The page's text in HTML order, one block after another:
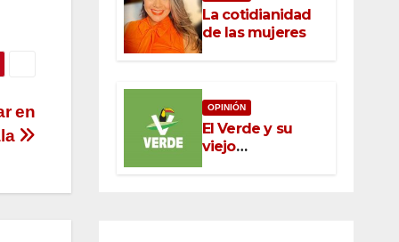
en
La cotidianidad
de las mujeres
OPINIÓN
El Verde y su
viejo
oportunismo